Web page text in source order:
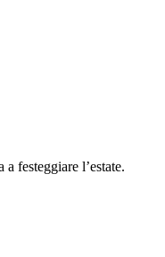
festeggiare l’estate.